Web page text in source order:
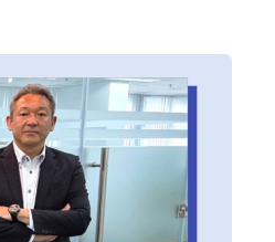
客様に
す